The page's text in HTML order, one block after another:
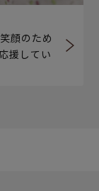
顔のため
援してい